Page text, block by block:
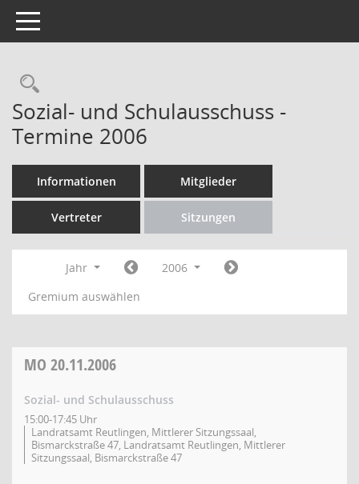
Toggle navigation
Rechercheauswahl
Sozial- und Schulausschuss -
Termine 2006
Informationen Mitglieder
Vertreter Sitzungen
Jahr
2006
Gremium auswählen
MO 20.11.2006
Sozial- und Schulausschuss
15:00-17:45 Uhr
Landratsamt Reutlingen, Mittlerer Sitzungssaal,
Bismarckstraße 47, Landratsamt Reutlingen, Mittlerer
Sitzungssaal, Bismarckstraße 47